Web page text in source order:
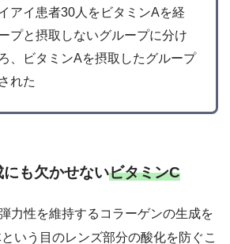
アイ患者30人をビタミンAを経
プと摂取しないグループに分け
、ビタミンAを摂取したグループ
れた
も欠かせないビタミンC
力性を維持するコラーゲンの生成を
いう目のレンズ部分の酸化を防ぐこ